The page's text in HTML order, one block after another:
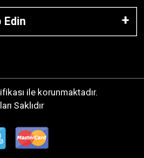
Edin
ile korunmaktadır.
Saklıdır